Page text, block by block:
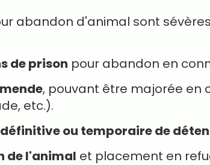
abandon d'animal sont
de prison pour abandon en
, pouvant être majorée
etc.).
ou temporaire de
de l'animal et placement en